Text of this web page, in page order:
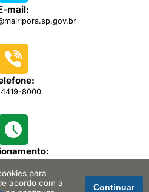
mail:
4419-8000
às 16h30
para
acordo com a
Continuar